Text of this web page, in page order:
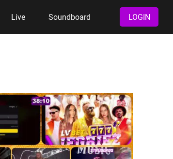
Live Soundboard LOGIN